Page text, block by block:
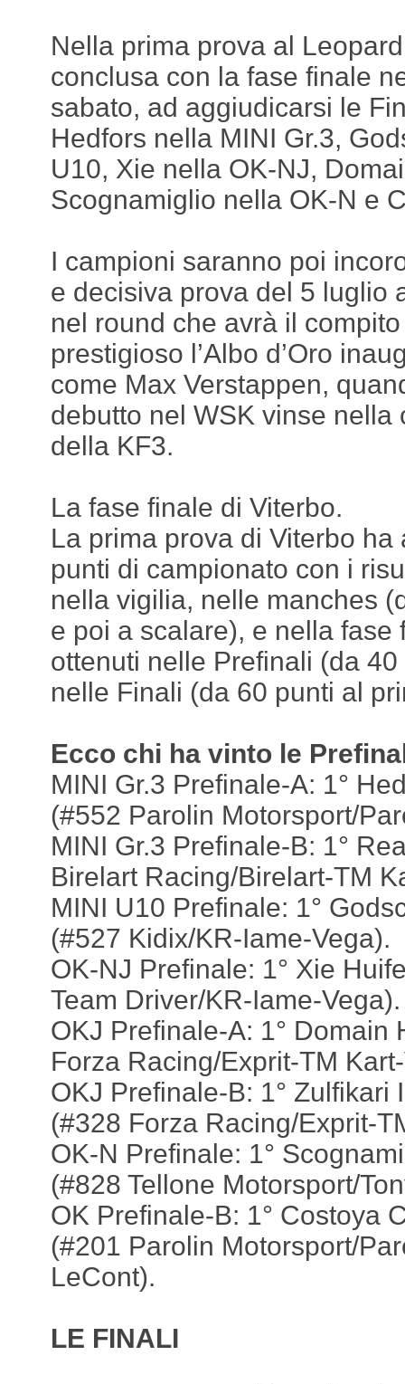
Nella prima prova al
conclusa con la fase finale
sabato, ad aggiudicarsi le
Hedfors nella MINI Gr.3,
U10, Xie nella OK-NJ,
Scognamiglio nella OK-N e
I campioni saranno poi
e decisiva prova del 5 luglio
nel round che avrà il
prestigioso l’Albo d’Oro
come Max Verstappen,
debutto nel WSK vinse nella
della KF3.
La fase finale di Viterbo.
La prima prova di Viterbo ha
punti di campionato con i
nella vigilia, nelle manches
e poi a scalare), e nella fase
ottenuti nelle Prefinali (da
nelle Finali (da 60 punti al
Ecco chi ha vinto le
MINI Gr.3 Prefinale-A: 1°
(#552 Parolin Motorsport/
MINI Gr.3 Prefinale-B: 1°
Birelart Racing/Birelart-TM
MINI U10 Prefinale: 1°
(#527 Kidix/KR-Iame-Vega).
OK-NJ Prefinale: 1° Xie
Team Driver/KR-Iame-Vega).
OKJ Prefinale-A: 1° Domain
Forza Racing/Exprit-TM
OKJ Prefinale-B: 1° Zulfikari
(#328 Forza Racing/Exprit-
OK-N Prefinale: 1°
(#828 Tellone Motorsport/
OK Prefinale-B: 1° Costoya
(#201 Parolin Motorsport/
LeCont).
LE FINALI